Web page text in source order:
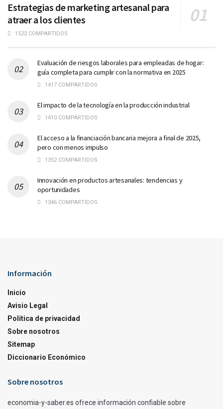
Estrategias de marketing artesanal para
atraer a los clientes
1522 COMPARTIDOS
Evaluación de riesgos laborales para empleadas de hogar:
guía completa para cumplir con la normativa en 2025
1417 COMPARTIDOS
El impacto de la tecnología en la producción industrial
1410 COMPARTIDOS
El acceso a la financiación bancaria mejora a final de 2025,
pero con menos impulso
1352 COMPARTIDOS
Innovación en productos artesanales: tendencias y
oportunidades
1346 COMPARTIDOS
Información
Inicio
Avisio Legal
Política de privacidad
Sobre nosotros
Sitemap
Diccionario Económico
Sobre nosotros
economia-y-saber.es ofrece información confiable sobre